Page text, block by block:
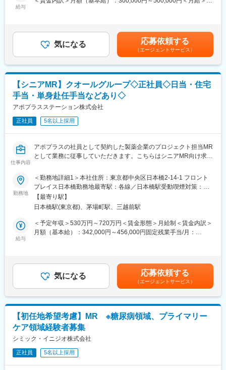
※プロジェクトマネージャー、スーパーバイザー(SV)より、日々の
活動についてフォローを受けられる環境です。全国にSVを配置
し、素早くフォローができる体制をとっています。
変更の範囲：会社の定める業務
～の4枠にて実施
＼IQVIAでMRとして働く魅力／
（１）充実の待遇：同業他社の中でも平均給与の高さや非課税の
日当の支給の他、退職金や団体保険制度、単身赴任手当や月1回の
帰省交通費の支給など福利厚生が充実しており、長期就業される
社員が多いのも特徴です。
（２）豊富なキャリアップの機会があります： MRとして専門性
を磨き、管理職を目指していただく方も多くございますし、社内
公募制度も充実しておりますので、IQVIAが展開している他の事業
部への異動も可能です。
※病院の経営コンサル、医薬品メーカーのマーケティング支援、人
（３）手厚い研修体制でスキルアップができます：製品研修、ス
キル研修、学術研修と、国内最大手だからこそ仕事に必要な知識
やスキルをしっかりと身に付けられる研修制度があります。MRと
してのスキルのみならず、データ分析、マーケティングなど多角
整備しています。
【IQVIAサービシーズジャパンについて】
・世界100以上の国と地域／8万人の社員が、医薬品の臨床開発～
プロモーションに携わり、市場を流通するほぼすべての医薬品に
関与しています
・日本においても業界トップシェアを誇り、常時100以上のPJが
稼働しています
給与
ジェクト稼働手当(35,000円)、外勤日当（1日1,500円／外勤3.5時
間以上）■変動賞与制（6月・12月・3月）※平均実績6ヶ月分■イン
センティブ：3月（対象者）賃金はあくまでも目安の金額であり、
選考を通じて上下する可能性があります。月給(月額)は固定手当を
含めた表記です。
気になる 応募依頼する
（エージェントサービス）
【シニアMR】クオールグループ◇正社員◇日当・住宅
手当・単身赴任手当などあり◇
アポプラスステーション株式会社
正社員 5名以上採用
仕事内容
アポプラスの社員として契約した製薬企業のプロジェクト担当MR
として業務に従事していただきます。こちらはシニアMR向け求人
当社は「ひとり一人の資質向上とありたい姿の実現を」という方
針を掲げ、育成プログラムの充実やMRのフォロー体制に力を入れ
ています。
■営業スタイル：担当エリアの医療機関（開業医、病院）を訪問し
て、医師、薬剤師に課題解決するための医薬品情報を提供、副作
用情報を収集を行っていただきます。
※1プロジェクトを約2年程度担当します。
※プロジェクトマネージャー、スーパーバイザー(SV)より、日々の
活動についてフォローを受けられる環境です。全国にSVを配置
■当社の魅力：
(1)充実した教育体制：
APS COLLEGE（社内研修制度）：配属先で携わっている領域以
外に、自身が目標に向けた計画を立て研修を受講できます。まず
慢性疾患など幅広い知識を身に着けていただき、基盤が整った後
専門領域プログラムにチャレンジできます。本プログラムでは集
合研修（症例検討など）のほか、学会聴講、専門医とのロープレ
勤務地
＜勤務地詳細1＞本社住所：東京都中央区日本橋2-14-1 フロント
プレイス日本橋勤務地最寄駅：各線／日本橋駅受動喫煙対策：敷
地内喫煙可能場所あり＜勤務地詳細2＞全国エリア住所：全国エリ
ア 受動喫煙対策：屋内全面禁煙変更の範囲：会社の定める事業所
【最寄り駅】
日本橋駅(東京都)、茅場町駅、三越前駅
給与
＜予定年収＞530万円～720万円＜賃金形態＞月給制＜賃金内訳＞
月額（基本給）：342,000円～456,000円固定残業手当/月：
上記は日当、社宅制度（会社負担額24万）、単身赴任手当、入社
一時金（初年度のみ）込みの金額を記載しています。※能力・前給
などを考慮し、規定により決定します。昇給：年1回賃金はあくま
でも目安の金額であり、選考を通じて上下する可能性がありま
す。月給(月額)は固定手当を含めた表記です。
気になる 応募依頼する
（エージェントサービス）
【初任地希望考慮】MR ※糖尿病領域、プライマリー
ケア領域経験者募集
シミック・イニジオ株式会社
正社員 5名以上採用